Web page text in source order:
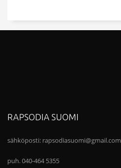
RAPSODIA SUOMI
sähköposti: rapsodiasuomi@gmail.com
puh. 040-464 5355